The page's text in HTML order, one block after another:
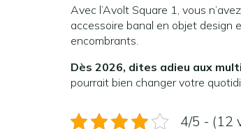
Avec l’Avolt Square 1, vous
accessoire banal en objet design
encombrants.
Dès 2026, dites adieu aux
pourrait bien changer votre
4/5 - (12